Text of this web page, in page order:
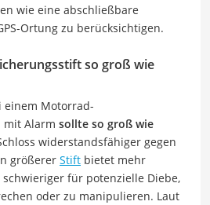
wie eine abschließbare
Ortung zu berücksichtigen.
so groß wie
einem Motorrad-
mit Alarm sollte so groß wie
widerstandsfähiger gegen
größerer Stift bietet mehr
für potenzielle Diebe,
oder zu manipulieren. Laut